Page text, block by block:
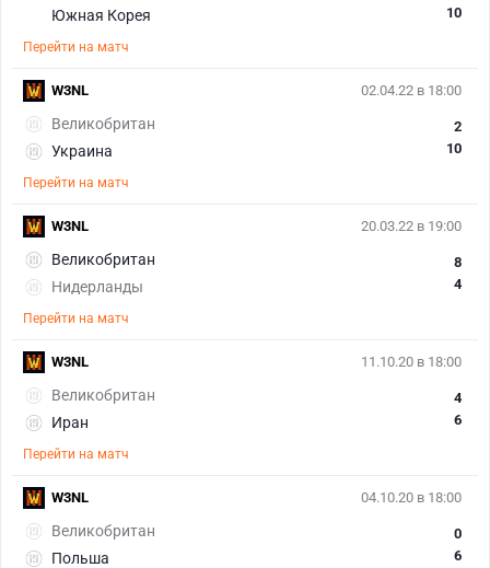
Южная Корея
10
Перейти на матч
02.04.22 в 18:00
Великобритан
Украина
2
10
Перейти на матч
W3NL
20.03.22 в 19:00
Великобритан
Нидерланды
8
4
Перейти на матч
W3NL
11.10.20 в 18:00
Великобритан
Иран
4
6
Перейти на матч
W3NL
04.10.20 в 18:00
Великобритан
Польша
0
6
W3NL